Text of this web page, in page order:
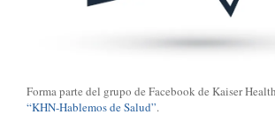
Forma parte del grupo de Facebook de Kaiser
“KHN-Hablemos de Salud”.